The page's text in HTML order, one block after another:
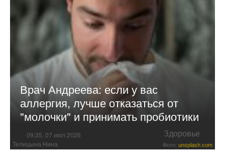
Врач Андреева: если у вас
аллергия, лучше отказаться от
"молочки" и принимать пробиотики
09:35, 07 июл 2026 Здоровье
Телицына Нина Фото: unsplash.com